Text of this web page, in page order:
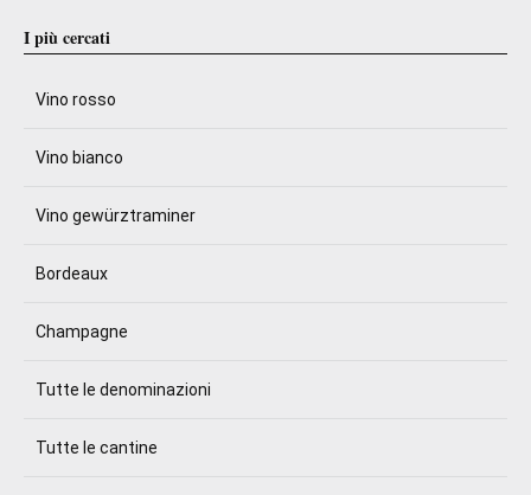
I più cercati
Vino rosso
Vino bianco
Vino gewürztraminer
Bordeaux
Champagne
Tutte le denominazioni
Tutte le cantine